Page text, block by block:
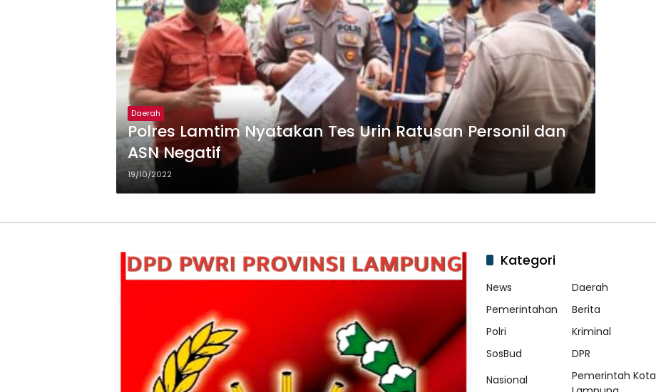
Daerah
Polres Lamtim Nyatakan Tes Urin Ratusan Personil dan
ASN Negatif
19/10/2022
Kategori
News
Daerah
Pemerintahan
Berita
Polri
Kriminal
SosBud
DPR
Nasional
Pemerintah Kota